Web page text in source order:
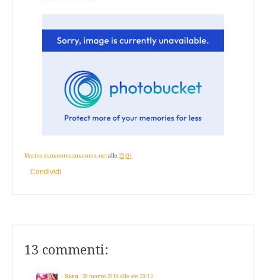
Marina damammaamamma.net alle 23:01
Condividi
13 commenti:
Sara 28 marzo 2014 alle ore 23:12